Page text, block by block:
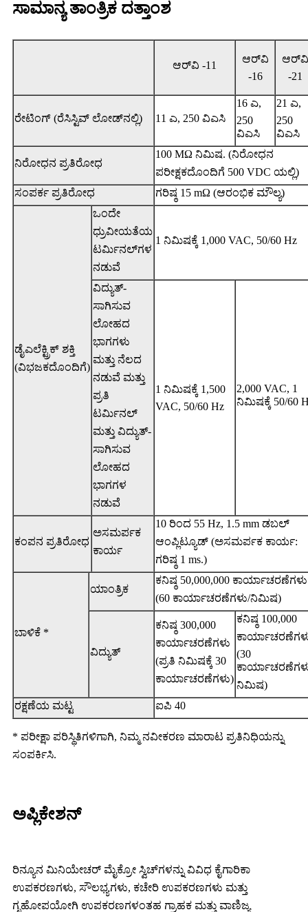
ಸಾಮಾನ್ಯ ತಾಂತ್ರಿಕ ದತ್ತಾಂಶ
ಆರ್‌ವಿ -11
ಆರ್‌ವಿ
-16
ಆರ್‌ವಿ
-21
ರೇಟಿಂಗ್ (ರೆಸಿಸ್ಟಿವ್ ಲೋಡ್‌ನಲ್ಲಿ) 11 ಎ, 250 ವಿಎಸಿ
16 ಎ,
250
ವಿಎಸಿ
21 ಎ,
250
ವಿಎಸಿ
ನಿರೋಧನ ಪ್ರತಿರೋಧ
100 MΩ ನಿಮಿಷ. (ನಿರೋಧನ
ಪರೀಕ್ಷಕದೊಂದಿಗೆ 500 VDC ಯಲ್ಲಿ)
ಸಂಪರ್ಕ ಪ್ರತಿರೋಧ
ಗರಿಷ್ಠ 15 mΩ (ಆರಂಭಿಕ ಮೌಲ್ಯ)
ಡೈಎಲೆಕ್ಟ್ರಿಕ್ ಶಕ್ತಿ
(ವಿಭಜಕದೊಂದಿಗೆ)
ಒಂದೇ
ಧ್ರುವೀಯತೆಯ
ಟರ್ಮಿನಲ್‌ಗಳ
ನಡುವೆ
1 ನಿಮಿಷಕ್ಕೆ 1,000 VAC, 50/60 Hz
ವಿದ್ಯುತ್-
ಸಾಗಿಸುವ
ಲೋಹದ
ಭಾಗಗಳು
ಮತ್ತು ನೆಲದ
ನಡುವೆ ಮತ್ತು
ಪ್ರತಿ
ಟರ್ಮಿನಲ್
ಮತ್ತು ವಿದ್ಯುತ್-
ಸಾಗಿಸುವ
ಲೋಹದ
ಭಾಗಗಳ
ನಡುವೆ
1 ನಿಮಿಷಕ್ಕೆ 1,500
VAC, 50/60 Hz
2,000 VAC, 1
ನಿಮಿಷಕ್ಕೆ 50/60
ಕಂಪನ ಪ್ರತಿರೋಧ
ಅಸಮರ್ಪಕ
ಕಾರ್ಯ
10 ರಿಂದ 55 Hz, 1.5 mm ಡಬಲ್
ಆಂಪ್ಲಿಟ್ಯೂಡ್ (ಅಸಮರ್ಪಕ ಕಾರ್ಯ:
ಗರಿಷ್ಠ 1 ms.)
ಬಾಳಿಕೆ *
ಯಾಂತ್ರಿಕ
ಕನಿಷ್ಠ 50,000,000 ಕಾರ್ಯಾಚರಣೆಗಳು
(60 ಕಾರ್ಯಾಚರಣೆಗಳು/ನಿಮಿಷ)
ವಿದ್ಯುತ್
ಕನಿಷ್ಠ 300,000
ಕಾರ್ಯಾಚರಣೆಗಳು
(ಪ್ರತಿ ನಿಮಿಷಕ್ಕೆ 30
ಕಾರ್ಯಾಚರಣೆಗಳು)
ಕನಿಷ್ಠ 100,000
(30
ನಿಮಿಷ)
ರಕ್ಷಣೆಯ ಮಟ್ಟ
ಐಪಿ 40
* ಪರೀಕ್ಷಾ ಪರಿಸ್ಥಿತಿಗಳಿಗಾಗಿ, ನಿಮ್ಮ ನವೀಕರಣ ಮಾರಾಟ ಪ್ರತಿನಿಧಿಯನ್ನು
ಸಂಪರ್ಕಿಸಿ.
ಅಪ್ಲಿಕೇಶನ್
ರಿನ್ಯೂನ ಮಿನಿಯೇಚರ್ ಮೈಕ್ರೋ ಸ್ವಿಚ್‌ಗಳನ್ನು ವಿವಿಧ ಕೈಗಾರಿಕಾ
ಉಪಕರಣಗಳು, ಸೌಲಭ್ಯಗಳು, ಕಚೇರಿ ಉಪಕರಣಗಳು ಮತ್ತು
ಗೃಹೋಪಯೋಗಿ ಉಪಕರಣಗಳಂತಹ ಗ್ರಾಹಕ ಮತ್ತು ವಾಣಿಜ್ಯ